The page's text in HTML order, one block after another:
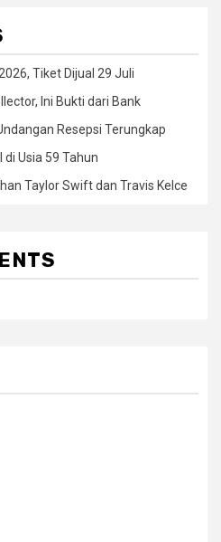
Tiket Dijual 29 Juli
Ini Bukti dari Bank
Resepsi Terungkap
Usia 59 Tahun
Taylor Swift dan Travis Kelce